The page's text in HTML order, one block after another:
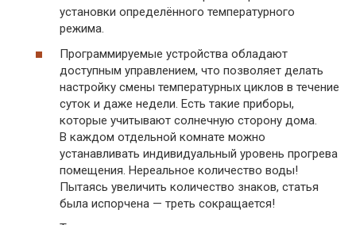
установки определённого температурного
режима.
Программируемые устройства обладают
доступным управлением, что позволяет делать
настройку смены температурных циклов в течение
суток и даже недели. Есть такие приборы,
которые учитывают солнечную сторону дома.
В каждом отдельной комнате можно
устанавливать индивидуальный уровень прогрева
помещения. Нереальное количество воды!
Пытаясь увеличить количество знаков, статья
была испорчена — треть сокращается!